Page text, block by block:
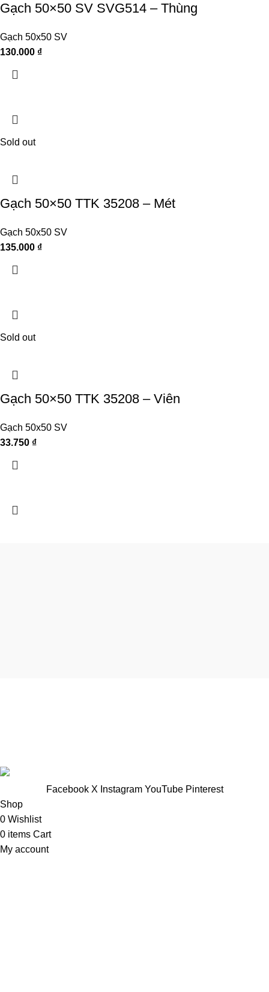
Gạch 50×50 SV SVG514 – Thùng
Gạch 50x50 SV
130.000 ₫
Sold out
Gạch 50×50 TTK 35208 – Mét
Gạch 50x50 SV
135.000 ₫
Sold out
Gạch 50×50 TTK 35208 – Viên
Gạch 50x50 SV
33.750 ₫
Facebook X Instagram YouTube Pinterest
Shop
0 Wishlist
0 items Cart
My account